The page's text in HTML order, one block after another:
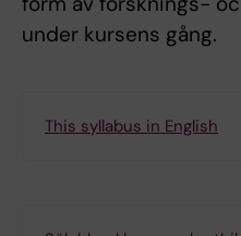
under kursens gång.
This syllabus in English